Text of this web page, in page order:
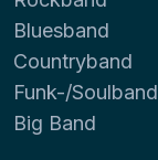
Bluesband
Countryband
Funk-/Soulband
Big Band